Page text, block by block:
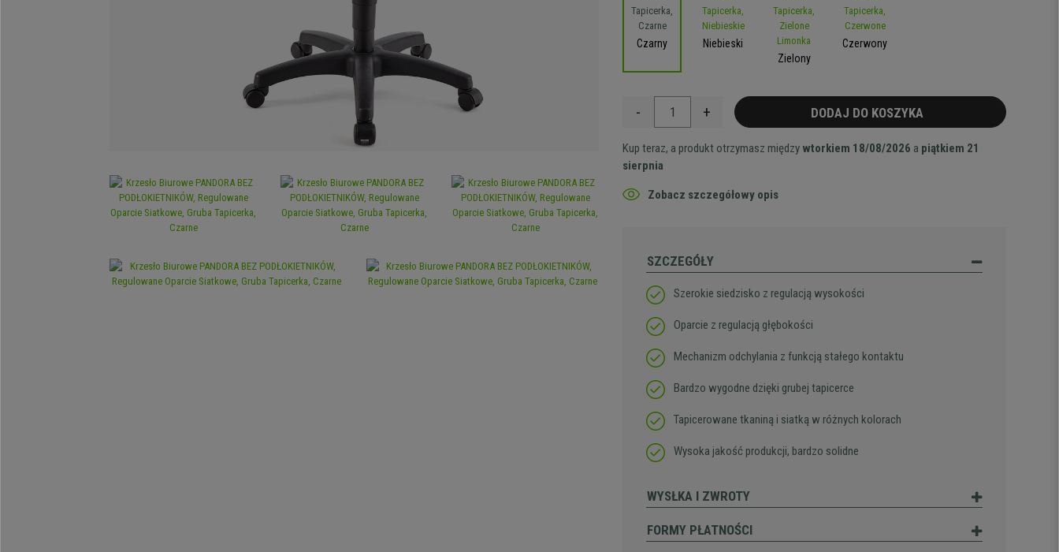
Czarny
Niebieski
Zielony
Czerwony
- + DODAJ DO KOSZYKA
Kup teraz, a produkt otrzymasz między wtorkiem 18/08/2026 a piątkiem 21
sierpnia
Zobacz szczegółowy opis
SZCZEGÓŁY
Szerokie siedzisko z regulacją wysokości
Oparcie z regulacją głębokości
Mechanizm odchylania z funkcją stałego kontaktu
Bardzo wygodne dzięki grubej tapicerce
Tapicerowane tkaniną i siatką w różnych kolorach
Wysoka jakość produkcji, bardzo solidne
WYSŁKA I ZWROTY
FORMY PŁATNOŚCI